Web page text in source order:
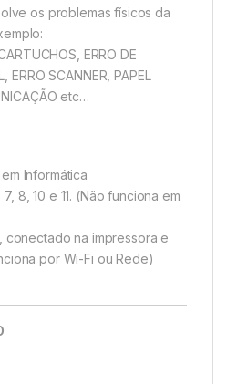
os problemas físicos da
ERRO DE
ERRO SCANNER, PAPEL
etc…
Informática
8, 10 e 11. (Não funciona em
conectado na impressora e
por Wi-Fi ou Rede)